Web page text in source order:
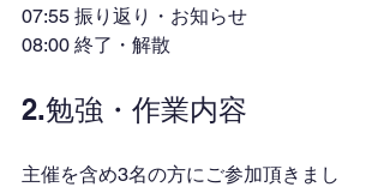
07:55 振り返り・お知らせ
08:00 終了・解散
2.勉強・作業内容
主催を含め3名の方にご参加頂きまし